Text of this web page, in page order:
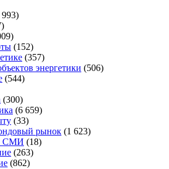
(152)
(357)
энергетики (506)
(544)
(300)
(6 659)
(33)
рынок (1 623)
СМИ (18)
(263)
(862)